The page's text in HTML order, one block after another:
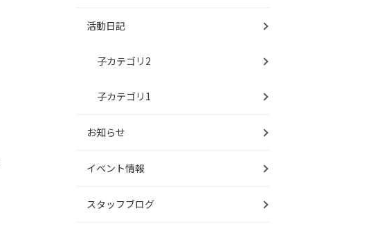
活動日記
子カテゴリ2
子カテゴリ1
お知らせ
イベント情報
スタッフブログ